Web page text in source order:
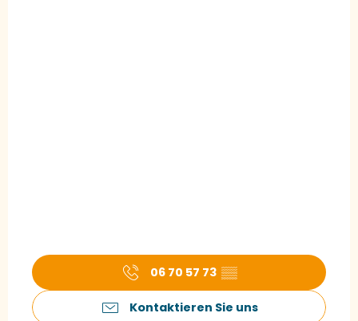
06 70 57 73 ▒▒
Kontaktieren Sie uns